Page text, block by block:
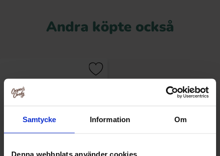
Samtycke Information Om
Denna webbplats använder cookies
Andra köpte också